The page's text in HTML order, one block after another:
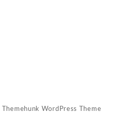
Themehunk WordPress Theme